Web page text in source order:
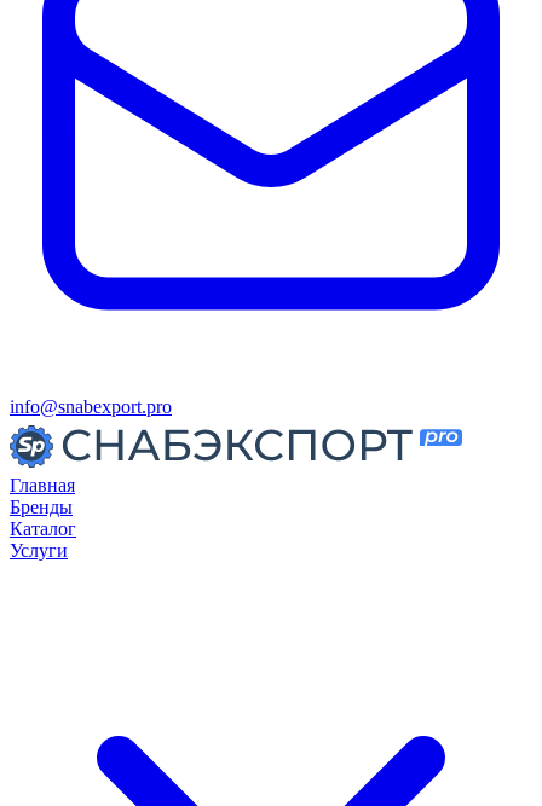
info@snabexport.pro
Главная
Бренды
Каталог
Услуги